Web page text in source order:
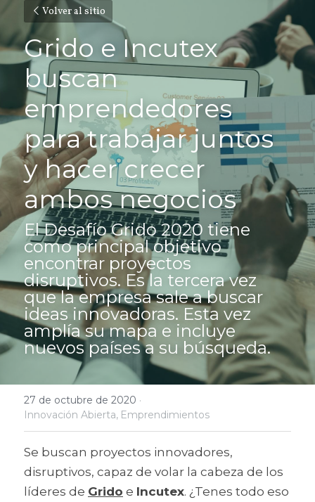
Volver al sitio
Grido e Incutex
buscan
emprendedores
para trabajar juntos
y hacer crecer
ambos negocios
El Desafío Grido 2020 tiene
como principal objetivo
encontrar proyectos
disruptivos. Es la tercera vez
que la empresa sale a buscar
ideas innovadoras. Esta vez
amplía su mapa e incluye
nuevos países a su búsqueda.
27 de octubre de 2020 ·
Innovación Abierta, Emprendimientos
Se buscan proyectos innovadores,
disruptivos, capaz de volar la cabeza de los
líderes de Grido e Incutex. ¿Tenes todo eso